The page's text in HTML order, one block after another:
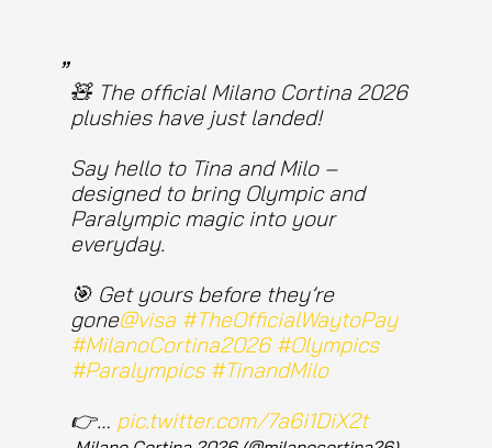
🧸 The official Milano Cortina 2026
plushies have just landed!
Say hello to Tina and Milo –
designed to bring Olympic and
Paralympic magic into your
everyday.
🎯 Get yours before they’re
gone@visa #TheOfficialWaytoPay
#MilanoCortina2026 #Olympics
#Paralympics #TinandMilo
👉… pic.twitter.com/7a6i1DiX2t